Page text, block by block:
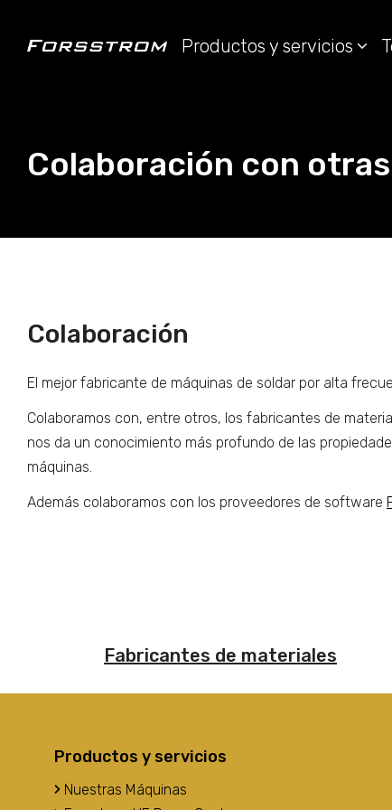
Productos y servicios
Colaboración con
Colaboración
El mejor fabricante de máquinas de soldar por alta
Colaboramos con, entre otros, los fabricantes de
nos da un conocimiento más profundo de las
máquinas.
Además colaboramos con los proveedores de software
Fabricantes de materiales
Productos y servicios
Nuestras Máquinas